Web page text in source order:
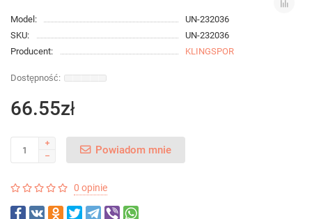
Model:
UN-232036
SKU:
UN-232036
Producent:
KLINGSPOR
66.55zł
Powiadom mnie
0 opinie